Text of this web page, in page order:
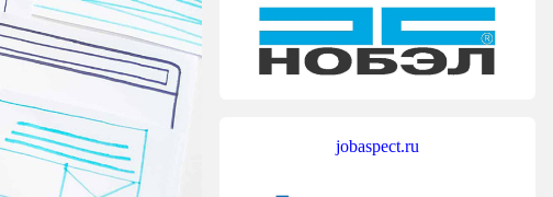
jobaspect.ru